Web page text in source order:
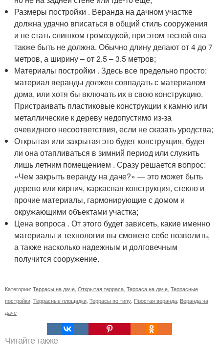
Размеры постройки . Веранда на дачном участке
должна удачно вписаться в общий стиль сооружения
и не стать слишком громоздкой, при этом тесной она
также быть не должна. Обычно длину делают от 4 до 7
метров, а ширину – от 2.5 – 3.5 метров;
Материалы постройки . Здесь все предельно просто:
материал веранды должен совпадать с материалом
дома, или хотя бы включать их в свою конструкцию.
Пристраивать пластиковые конструкции к камню или
металлические к дереву недопустимо из-за
очевидного несоответствия, если не сказать уродства;
Открытая или закрытая это будет конструкция, будет
ли она отапливаться в зимний период или служить
лишь летним помещением . Сразу решается вопрос:
«Чем закрыть веранду на даче?» — это может быть
дерево или кирпич, каркасная конструкция, стекло и
прочие материалы, гармонирующие с домом и
окружающими объектами участка;
Цена вопроса . От этого будет зависеть, какие именно
материалы и технологии вы сможете себе позволить,
а также насколько надежным и долговечным
получится сооружение.
Категории: Террасы на даче Открытая терраса Терраса на даче Террасные
постройки Террасные площадки Террасы по типу Простая веранда Веранда на
даче
Читайте также